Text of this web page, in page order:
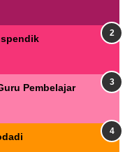
Pembelajar